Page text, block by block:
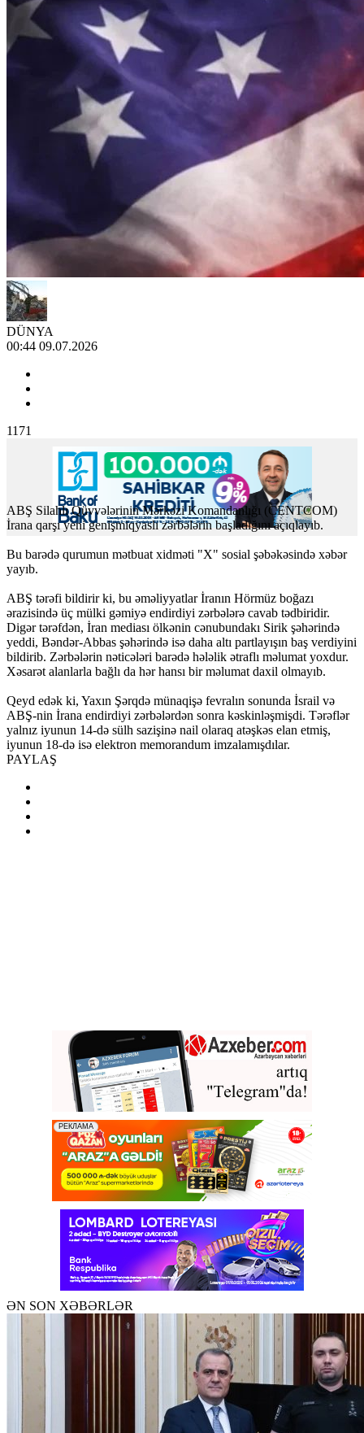
DÜNYA
00:44 09.07.2026
1171
ABŞ Silahlı Qüvvələrinin Mərkəzi Komandanlığı (CENTCOM)
İrana qarşı yeni genişmiqyaslı zərbələrin başladığını açıqlayıb.
Bu barədə qurumun mətbuat xidməti "X" sosial şəbəkəsində xəbər
yayıb.
ABŞ tərəfi bildirir ki, bu əməliyyatlar İranın Hörmüz boğazı
ərazisində üç mülki gəmiyə endirdiyi zərbələrə cavab tədbiridir.
Digər tərəfdən, İran mediası ölkənin cənubundakı Sirik şəhərində
yeddi, Bəndər-Abbas şəhərində isə daha altı partlayışın baş verdiyini
bildirib. Zərbələrin nəticələri barədə hələlik ətraflı məlumat yoxdur.
Xəsarət alanlarla bağlı da hər hansı bir məlumat daxil olmayıb.
Qeyd edək ki, Yaxın Şərqdə münaqişə fevralın sonunda İsrail və
ABŞ-nin İrana endirdiyi zərbələrdən sonra kəskinləşmişdi. Tərəflər
yalnız iyunun 14-də sülh sazişinə nail olaraq atəşkəs elan etmiş,
iyunun 18-də isə elektron memorandum imzalamışdılar.
PAYLAŞ
ƏN SON XƏBƏRLƏR